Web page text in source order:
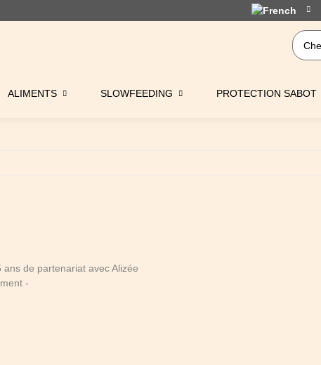
ALIMENTS SLOWFEEDING PROTECTION SABOT